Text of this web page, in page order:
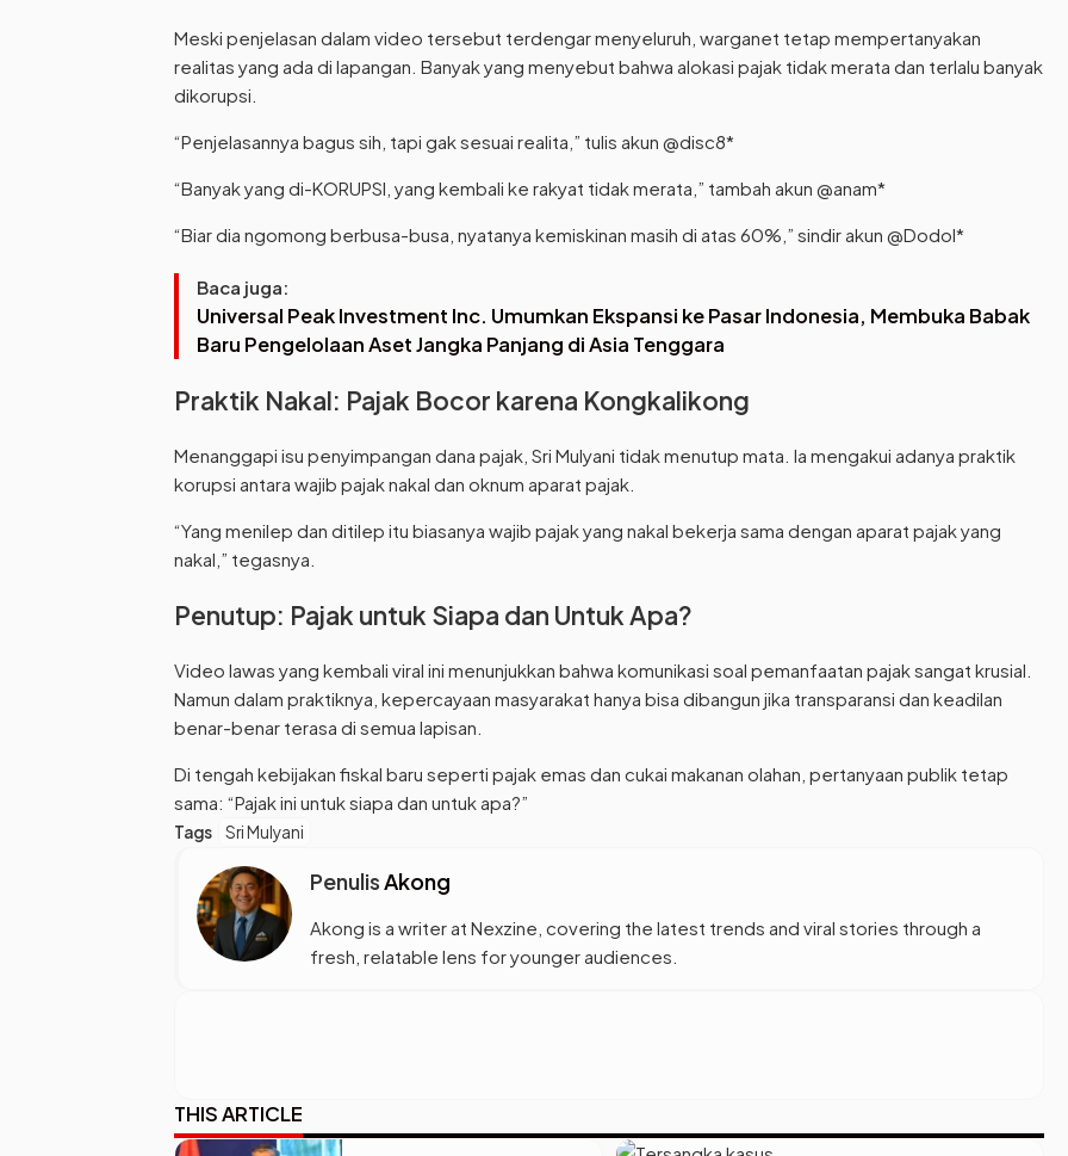
Meski penjelasan dalam video tersebut terdengar menyeluruh, warganet tetap mempertanyakan
realitas yang ada di lapangan. Banyak yang menyebut bahwa alokasi pajak tidak merata dan terlalu banyak
dikorupsi.
“Penjelasannya bagus sih, tapi gak sesuai realita,” tulis akun @disc8*
“Banyak yang di-KORUPSI, yang kembali ke rakyat tidak merata,” tambah akun @anam*
“Biar dia ngomong berbusa-busa, nyatanya kemiskinan masih di atas 60%,” sindir akun @Dodol*
Baca juga:
Universal Peak Investment Inc. Umumkan Ekspansi ke Pasar Indonesia, Membuka Babak
Baru Pengelolaan Aset Jangka Panjang di Asia Tenggara
Praktik Nakal: Pajak Bocor karena Kongkalikong
Menanggapi isu penyimpangan dana pajak, Sri Mulyani tidak menutup mata. Ia mengakui adanya praktik
korupsi antara wajib pajak nakal dan oknum aparat pajak.
“Yang menilep dan ditilep itu biasanya wajib pajak yang nakal bekerja sama dengan aparat pajak yang
nakal,” tegasnya.
Penutup: Pajak untuk Siapa dan Untuk Apa?
Video lawas yang kembali viral ini menunjukkan bahwa komunikasi soal pemanfaatan pajak sangat krusial.
Namun dalam praktiknya, kepercayaan masyarakat hanya bisa dibangun jika transparansi dan keadilan
benar-benar terasa di semua lapisan.
Di tengah kebijakan fiskal baru seperti pajak emas dan cukai makanan olahan, pertanyaan publik tetap
sama: “Pajak ini untuk siapa dan untuk apa?”
Tags Sri Mulyani
Penulis Akong
Akong is a writer at Nexzine, covering the latest trends and viral stories through a
fresh, relatable lens for younger audiences.
THIS ARTICLE